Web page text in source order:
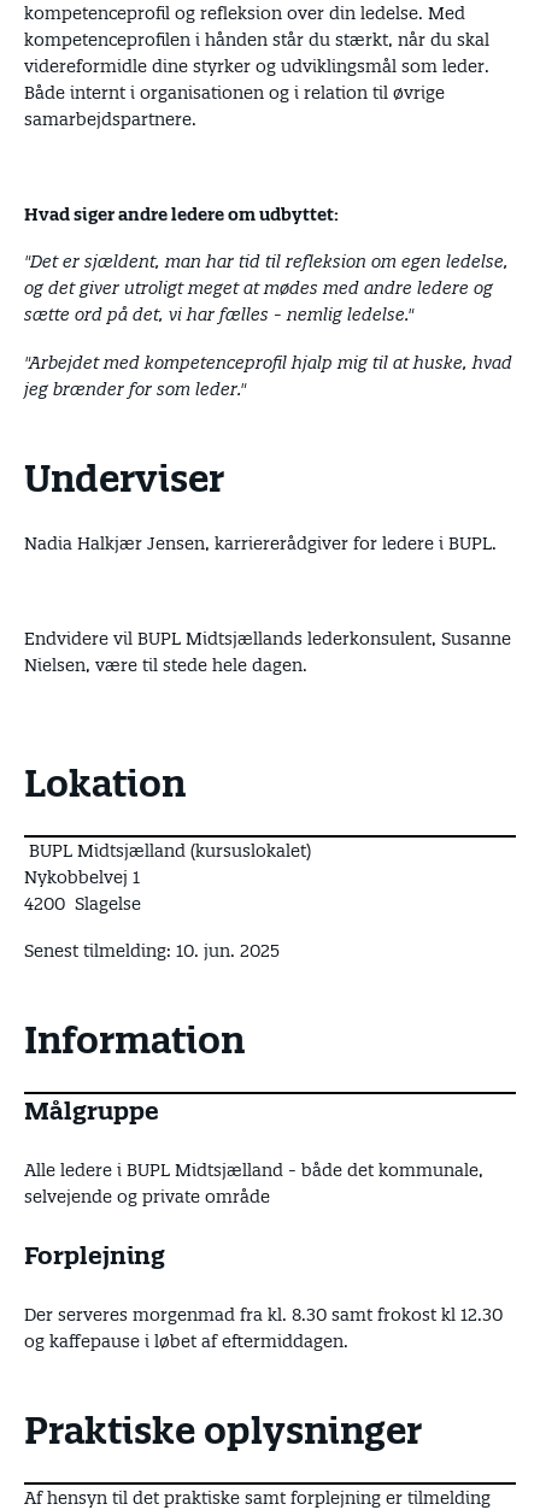
kompetenceprofil og refleksion over din ledelse. Med
kompetenceprofilen i hånden står du stærkt, når du skal
videreformidle dine styrker og udviklingsmål som leder.
Både internt i organisationen og i relation til øvrige
samarbejdspartnere.
Hvad siger andre ledere om udbyttet:
"Det er sjældent, man har tid til refleksion om egen ledelse,
og det giver utroligt meget at mødes med andre ledere og
sætte ord på det, vi har fælles - nemlig ledelse."
"Arbejdet med kompetenceprofil hjalp mig til at huske, hvad
jeg brænder for som leder."
Underviser
Nadia Halkjær Jensen, karriererådgiver for ledere i BUPL.
Endvidere vil BUPL Midtsjællands lederkonsulent, Susanne
Nielsen, være til stede hele dagen.
Lokation
BUPL Midtsjælland (kursuslokalet)
Nykobbelvej 1
4200 Slagelse
Senest tilmelding: 10. jun. 2025
Information
Målgruppe
Alle ledere i BUPL Midtsjælland - både det kommunale,
selvejende og private område
Forplejning
Der serveres morgenmad fra kl. 8.30 samt frokost kl 12.30
og kaffepause i løbet af eftermiddagen.
Praktiske oplysninger
Af hensyn til det praktiske samt forplejning er tilmelding